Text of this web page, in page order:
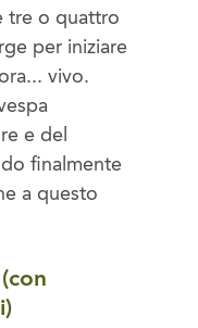
tre o quattro
per iniziare
vivo.
e del
finalmente
a questo